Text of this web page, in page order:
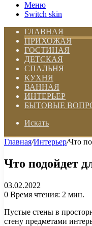
Меню
Switch skin
ГЛАВНАЯ
ПРИХОЖАЯ
ГОСТИНАЯ
ДЕТСКАЯ
СПАЛЬНЯ
КУХНЯ
ВАННАЯ
ИНТЕРЬЕР
БЫТОВЫЕ
Искать
Главная/Интерьер/Что
Что подойдет
03.02.2022
0 Время чтения: 2 мин.
Пустые стены в
стену предметами